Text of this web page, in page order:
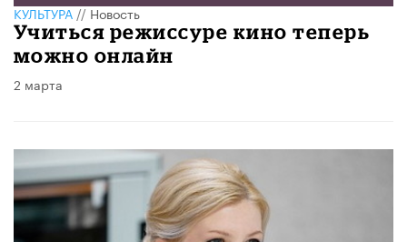
КУЛЬТУРА//Новость
Учиться режиссуре кино теперь
можно онлайн
2 марта